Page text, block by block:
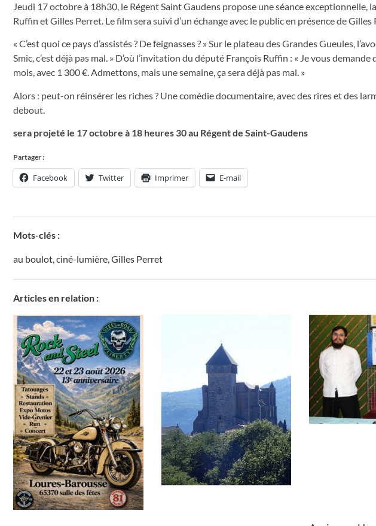
Jeudi 17 octobre à 18h30, le Régent Saint Gaudens propose une séance
Ruffin et Gilles Perret. Le film sera suivi d’un échange avec le public en présence de Gilles
« C’est quoi ce pays d’assistés ? De feignasses ? » Sur le plateau des Grandes Gueules,
Smic, c’est déjà pas mal. » D’où l’invitation du député François Ruffin : « Je vous
mois, avec 1 300 €. Admettons, mais une semaine, ça sera déjà pas mal. »
Alors : peut-on réinsérer les riches ? Une comédie documentaire, avec des rires et des
debout.
sera projeté le 17 octobre à 18 heures 30 au Régent de Saint-Gaudens
Partager :
Facebook Twitter Imprimer E-mail
Mots-clés :
au boulot ciné-lumière Gilles Perret
Articles en relation :